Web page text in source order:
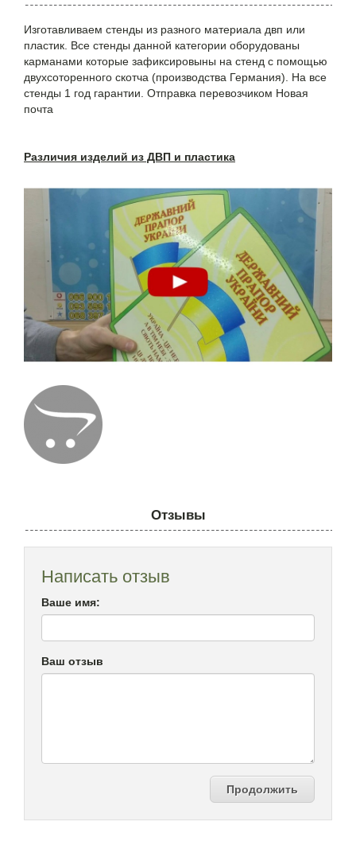
Изготавливаем стенды из разного материала двп или
пластик. Все стенды данной категории оборудованы
карманами которые зафиксировыны на стенд с помощью
двухсоторенного скотча (производства Германия). На все
стенды 1 год гарантии. Отправка перевозчиком Новая
почта
Различия изделий из ДВП и пластика
Отзывы
Написать отзыв
Ваше имя:
Ваш отзыв
Продолжить